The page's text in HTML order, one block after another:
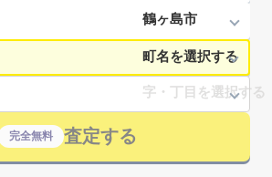
完全無料 査定する